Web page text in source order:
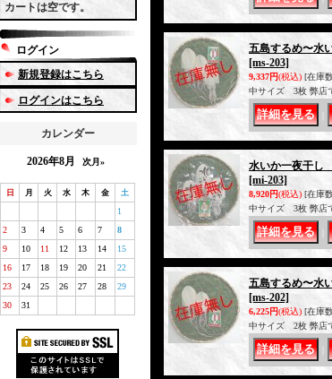
カートは空です。
ログイン
新規登録はこちら
ログインはこちら
カレンダー
2026年8月 次月»
日 月 火 水 木 金 土
1
2
3 4 5 6 7
8
9
10 11 12 13 14
15
16
17 18 19 20 21
22
23
24 25 26 27 28
29
30
31
五島するめ〜
[ms-203]
9,337円(税込) [在庫
中サイズ 3枚 弊店
水いか一夜干
[mi-203]
8,920円(税込) [在庫
中サイズ 3枚 弊店
五島するめ〜
[ms-202]
6,225円(税込) [在庫
中サイズ 2枚 弊店